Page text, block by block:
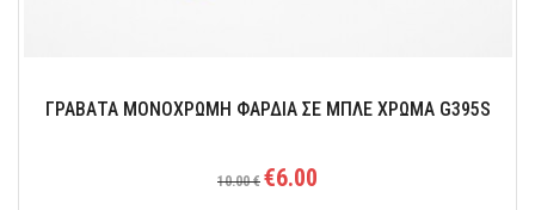
ΓΡΑΒΑΤΑ ΜΟΝΟΧΡΩΜΗ ΦΑΡΔΙΑ ΣΕ ΜΠΛΕ ΧΡΩΜΑ G395S
10.00 € €6.00